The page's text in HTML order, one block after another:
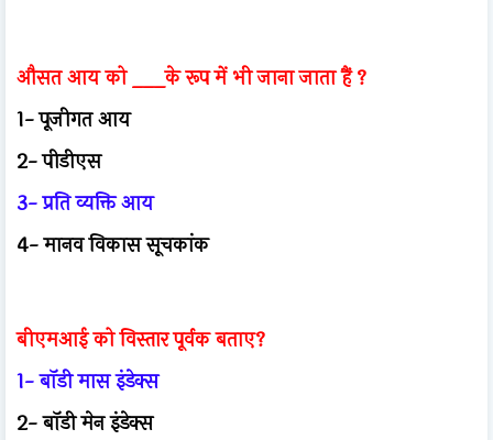
औसत आय को ___के रूप में भी जाना जाता हैं ?
1- पूजीगत आय
2- पीडीएस
3- प्रति व्यक्ति आय
4- मानव विकास सूचकांक
बीएमआई को विस्तार पूर्वक बताए?
1- बॉडी मास इंडेक्स
2- बॉडी मेन इंडेक्स